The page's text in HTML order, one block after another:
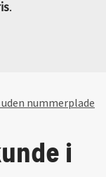
.
nummerplade
i